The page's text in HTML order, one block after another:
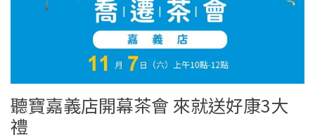
聽寶嘉義店開幕茶會 來就送好康3大
禮